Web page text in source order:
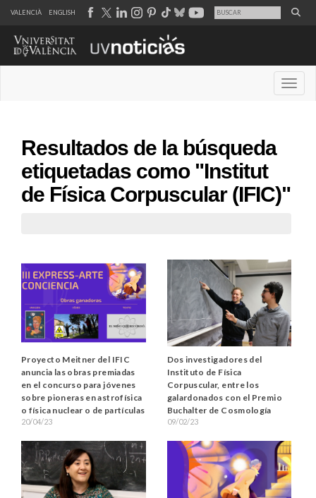
VALENCIÀ ENGLISH
Resultados de la búsqueda
etiquetadas como "Institut
de Física Corpuscular (IFIC)"
Proyecto Meitner del IFIC
anuncia las obras premiadas
en el concurso para jóvenes
sobre pioneras en astrofísica
o física nuclear o de partículas
20/04/23
Dos investigadores del
Instituto de Física
Corpuscular, entre los
galardonados con el Premio
Buchalter de Cosmología
09/02/23